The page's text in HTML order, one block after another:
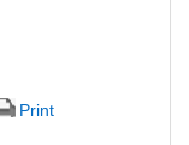
Print